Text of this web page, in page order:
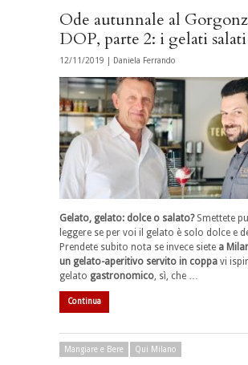
Ode autunnale al
DOP, parte 2: i gelati salati
12/11/2019 | Daniela Ferrando
Gelato, gelato: dolce o salato?Smettete
leggere se per voi il gelato è solo dolce e
Prendete subito nota se invece siete a
un gelato-aperitivo servito in coppa vi
gelato gastronomico, sì, che …
Continua
Mangiare e Bere Qui Milano